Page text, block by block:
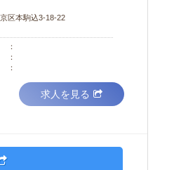
区本駒込3-18-22
：
：
：
求人を見る